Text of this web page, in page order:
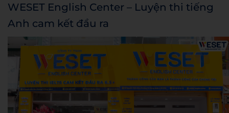
WESET English Center – Luyện thi tiếng
Anh cam kết đầu ra